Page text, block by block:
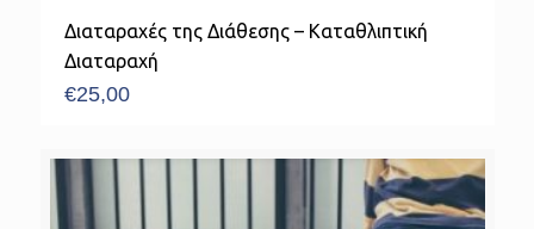
Διαταραχές της Διάθεσης – Καταθλιπτική
Διαταραχή
€25,00